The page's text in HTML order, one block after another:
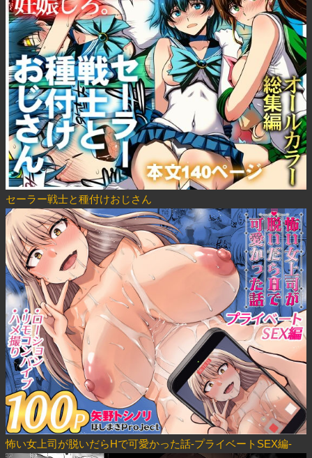
セーラー戦士と種付けおじさん
怖い女上司が脱いだらHで可愛かった話-プライベートSEX編-